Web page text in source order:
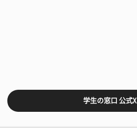
学生の窓口 公式X